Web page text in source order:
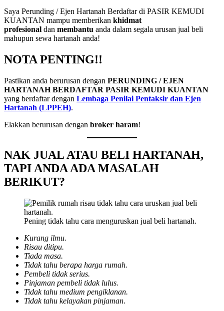
Saya Perunding / Ejen Hartanah Berdaftar di PASIR KEMUDI
KUANTAN mampu memberikan khidmat
profesional dan membantu anda dalam segala urusan jual beli
mahupun sewa hartanah anda!
NOTA PENTING!!
Pastikan anda berurusan dengan PERUNDING / EJEN
HARTANAH BERDAFTAR PASIR KEMUDI KUANTAN
yang berdaftar dengan Lembaga Penilai Pentaksir dan Ejen
Hartanah (LPPEH).
Elakkan berurusan dengan broker haram!
NAK JUAL ATAU BELI HARTANAH,
TAPI ANDA ADA MASALAH
BERIKUT?
Pening tidak tahu cara menguruskan jual beli hartanah.
Kurang ilmu.
Risau ditipu.
Tiada masa.
Tidak tahu berapa harga rumah.
Pembeli tidak serius.
Pinjaman pembeli tidak lulus.
Tidak tahu medium pengiklanan.
Tidak tahu kelayakan pinjaman.